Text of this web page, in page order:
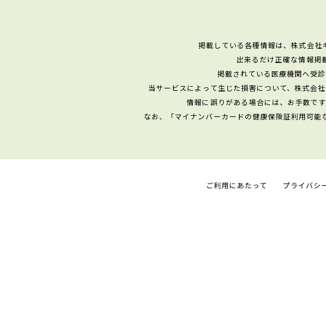
掲載している各種情報は、株式会社
出来るだけ正確な情報掲
掲載されている医療機関へ受
当サービスによって生じた損害について、株式会
情報に誤りがある場合には、お手数で
なお、「マイナンバーカードの健康保険証利用可
ご利用にあたって プライバシ